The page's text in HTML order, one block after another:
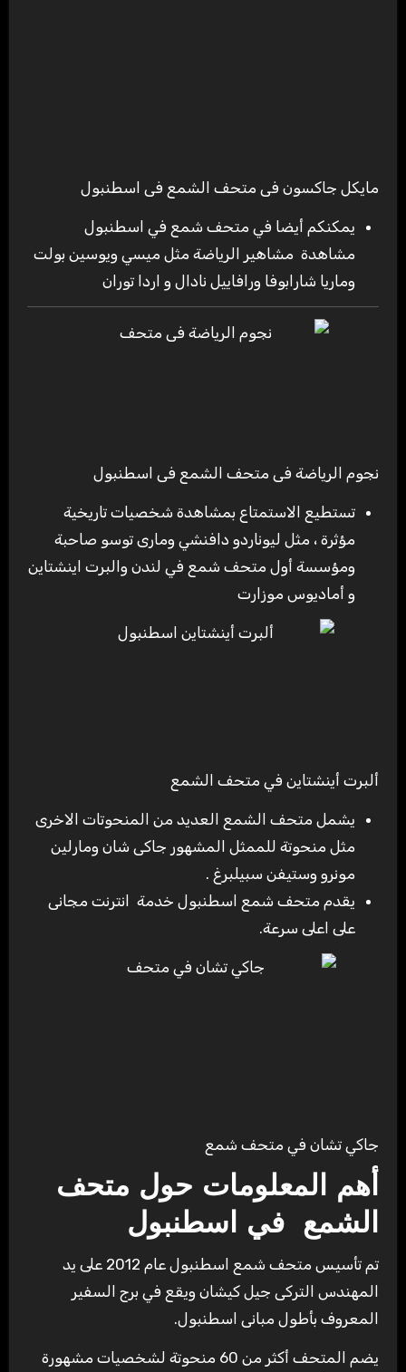
مايكل جاكسون فى متحف الشمع فى اسطنبول
يمكنكم أيضا في متحف شمع في اسطنبول
مشاهدة مشاهير الرياضة مثل ميسي ويوسين بولت
وماريا شارابوفا ورافاييل نادال و اردا توران
نجوم الرياضة فى متحف الشمع فى اسطنبول
تستطيع الاستمتاع بمشاهدة شخصيات تاريخية
مؤثرة ، مثل ليوناردو دافنشي ومارى توسو صاحبة
ومؤسسة أول متحف شمع في لندن والبرت اينشتاين
و أماديوس موزارت
ألبرت أينشتاين في متحف الشمع
يشمل متحف الشمع العديد من المنحوتات الاخرى
مثل منحوتة للممثل المشهور جاكى شان ومارلين
مونرو وستيفن سبيلبرغ .
يقدم متحف شمع اسطنبول خدمة انترنت مجانى
على اعلى سرعة.
جاكي تشان في متحف شمع
أهم المعلومات حول متحف
الشمع في اسطنبول
تم تأسيس متحف شمع اسطنبول عام 2012 على يد
المهندس التركى جيل كيشان ويقع في برج السفير
المعروف بأطول مبانى اسطنبول.
يضم المتحف أكثر من 60 منحوتة لشخصيات مشهورة